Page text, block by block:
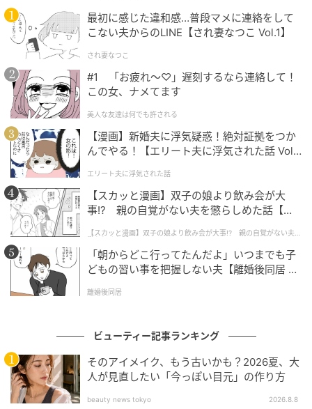
Getty Images
「多くの人が顔や体をより自然な姿に近づけようとし
ています。あらゆる種類の美容施術においてこの傾向
ジュールを見せてくれたときには、すでに修正手術が
２件も組まれていた。同じくNYの形成外科医ダレン・
スミス医師によれば、過去18カ月で乳房縮小手術の件
数は30%も増加したという。
最初に感じた違和感…普段マメに連絡をして
こない夫からのLINE【され妻なつこ Vol.1】
され妻なつこ
#1 「お疲れ〜♡」遅刻するなら連絡して！
この女、ナメてます
美人な友達は何でも許される
【漫画】新婚夫に浮気疑惑！絶対証拠をつか
んでやる！【エリート夫に浮気された話 Vol.
エリート夫に浮気された話
【スカッと漫画】双子の娘より飲み会が大
事!? 親の自覚がない夫を懲らしめた話【第1
【スカッと漫画】双子の娘より飲み会が大事!? 親の自覚がない夫を
懲らしめた話
「朝からどこ行ってたんだよ」いつまでも子
どもの習い事を把握しない夫【離婚後同居 Vo
離婚後同居
ビューティー記事ランキング
そのアイメイク、もう古いかも？2026夏、大
人が見直したい「今っぽい目元」の作り方
beauty news tokyo 2026.8.8